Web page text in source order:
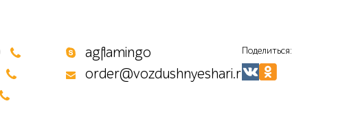
agflamingo
order@vozdushnyeshari.ru
Поделиться: